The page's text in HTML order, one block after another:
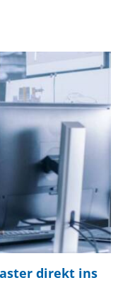
direkt ins